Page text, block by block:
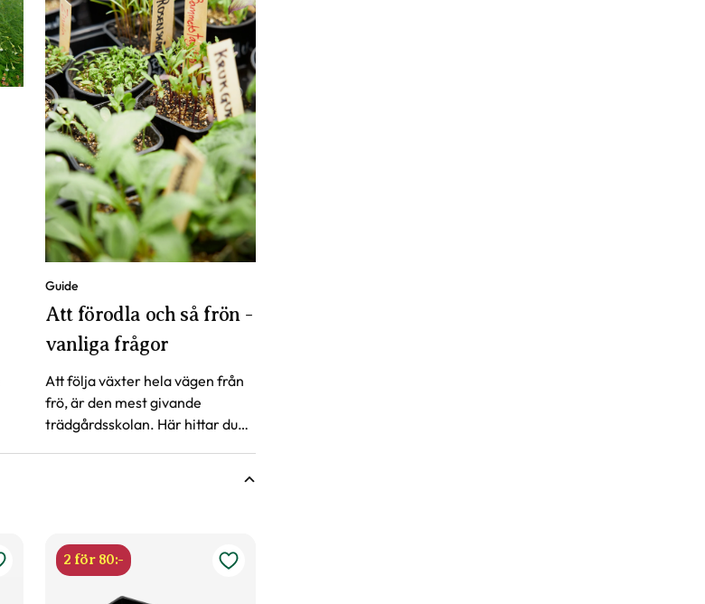
Guide
Att förodla och så frön -
vanliga frågor
Att följa växter hela vägen från
frö, är den mest givande
trädgårdsskolan. Här hittar du
2 för 80:-